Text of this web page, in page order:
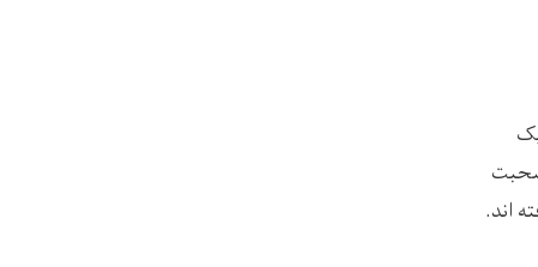
صحبت
اند.